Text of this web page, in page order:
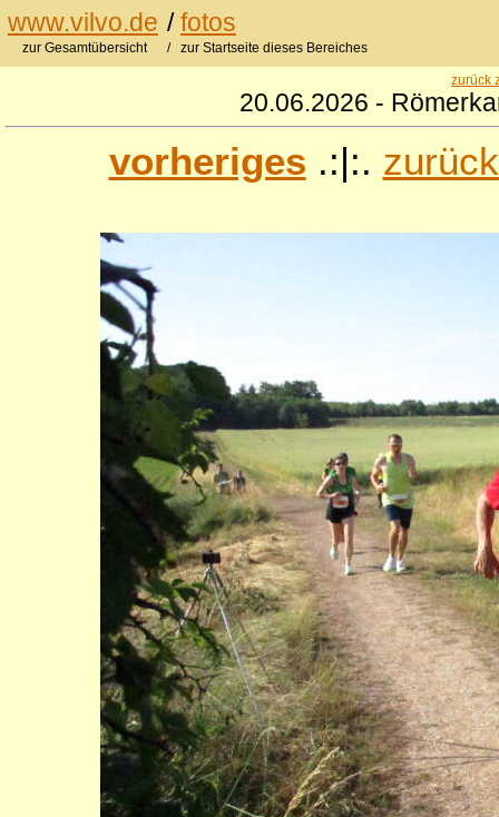
www.vilvo.de /fotos
zur Gesamtübersicht / zur Startseite dieses Bereiches
zurück
20.06.2026 -
vorheriges .:|:.